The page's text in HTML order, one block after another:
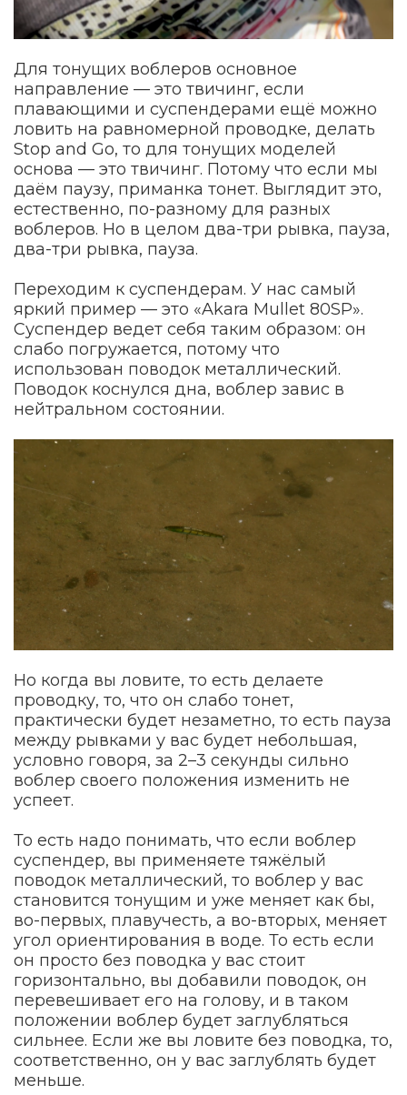
Для тонущих воблеров основное
направление — это твичинг, если
плавающими и суспендерами ещё можно
ловить на равномерной проводке, делать
Stop and Go, то для тонущих моделей
основа — это твичинг. Потому что если мы
даём паузу, приманка тонет. Выглядит это,
естественно, по-разному для разных
воблеров. Но в целом два-три рывка, пауза,
два-три рывка, пауза.
Переходим к суспендерам. У нас самый
яркий пример — это «Akara Mullet 80SP».
Суспендер ведет себя таким образом: он
слабо погружается, потому что
использован поводок металлический.
Поводок коснулся дна, воблер завис в
нейтральном состоянии.
Но когда вы ловите, то есть делаете
проводку, то, что он слабо тонет,
практически будет незаметно, то есть пауза
между рывками у вас будет небольшая,
условно говоря, за 2–3 секунды сильно
воблер своего положения изменить не
успеет.
То есть надо понимать, что если воблер
суспендер, вы применяете тяжёлый
поводок металлический, то воблер у вас
становится тонущим и уже меняет как бы,
во-первых, плавучесть, а во-вторых, меняет
угол ориентирования в воде. То есть если
он просто без поводка у вас стоит
горизонтально, вы добавили поводок, он
перевешивает его на голову, и в таком
положении воблер будет заглубляться
сильнее. Если же вы ловите без поводка, то,
соответственно, он у вас заглублять будет
меньше.